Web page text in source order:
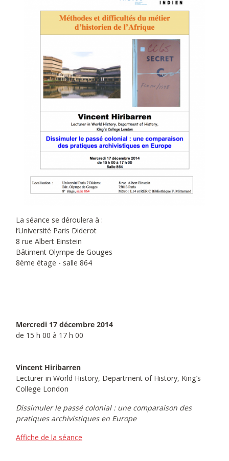
La séance se déroulera à :
l’Université Paris Diderot
8 rue Albert Einstein
Bâtiment Olympe de Gouges
8ème étage - salle 864
Mercredi 17 décembre 2014
de 15 h 00 à 17 h 00
Vincent Hiribarren
Lecturer in World History, Department of History, King’s
College London
Dissimuler le passé colonial : une comparaison des
pratiques archivistiques en Europe
Affiche de la séance